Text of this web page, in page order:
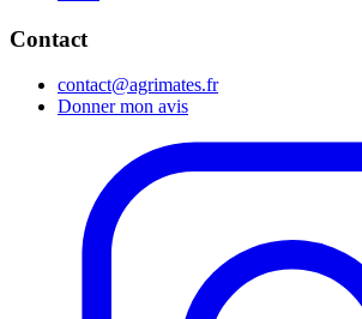
Contact
contact@agrimates.fr
Donner mon avis